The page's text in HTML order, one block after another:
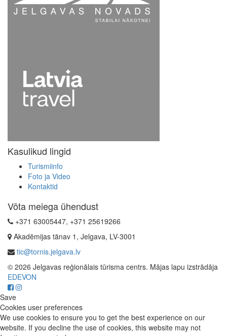
Kasulikud lingid
Turismiinfo
Foto ja Video
Kontaktid
Võta meiega ühendust
+371 63005447, +371 25619266
Akadēmijas tänav 1, Jelgava, LV-3001
tic@tornis.jelgava.lv
© 2026 Jelgavas reģionālais tūrisma centrs. Mājas lapu izstrādāja
EDEVON
Save
Cookies user preferences
We use cookies to ensure you to get the best experience on our
website. If you decline the use of cookies, this website may not